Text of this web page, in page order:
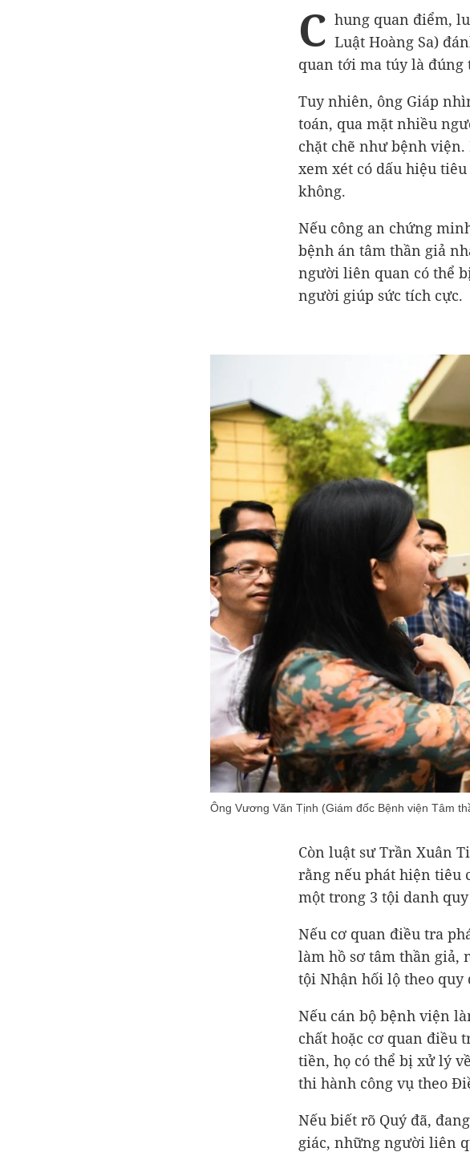
C hung quan điểm,
Luật Hoàng Sa)
quan tới ma túy là đúng
Tuy nhiên, ông Giáp
toán, qua mặt nhiều
chặt chẽ như bệnh viện.
xem xét có dấu hiệu
không.
Nếu công an chứng
bệnh án tâm thần giả
người liên quan có thể
người giúp sức tích cực.
Ông Vương Văn Tịnh (Giám đốc Bệnh viện Tâm
Còn luật sư Trần Xuân
rằng nếu phát hiện tiêu
một trong 3 tội danh
Nếu cơ quan điều tra
làm hồ sơ tâm thần giả,
tội Nhận hối lộ theo quy
Nếu cán bộ bệnh viện
chất hoặc cơ quan điều
tiền, họ có thể bị xử lý
thi hành công vụ theo
Nếu biết rõ Quý đã,
giác, những người liên